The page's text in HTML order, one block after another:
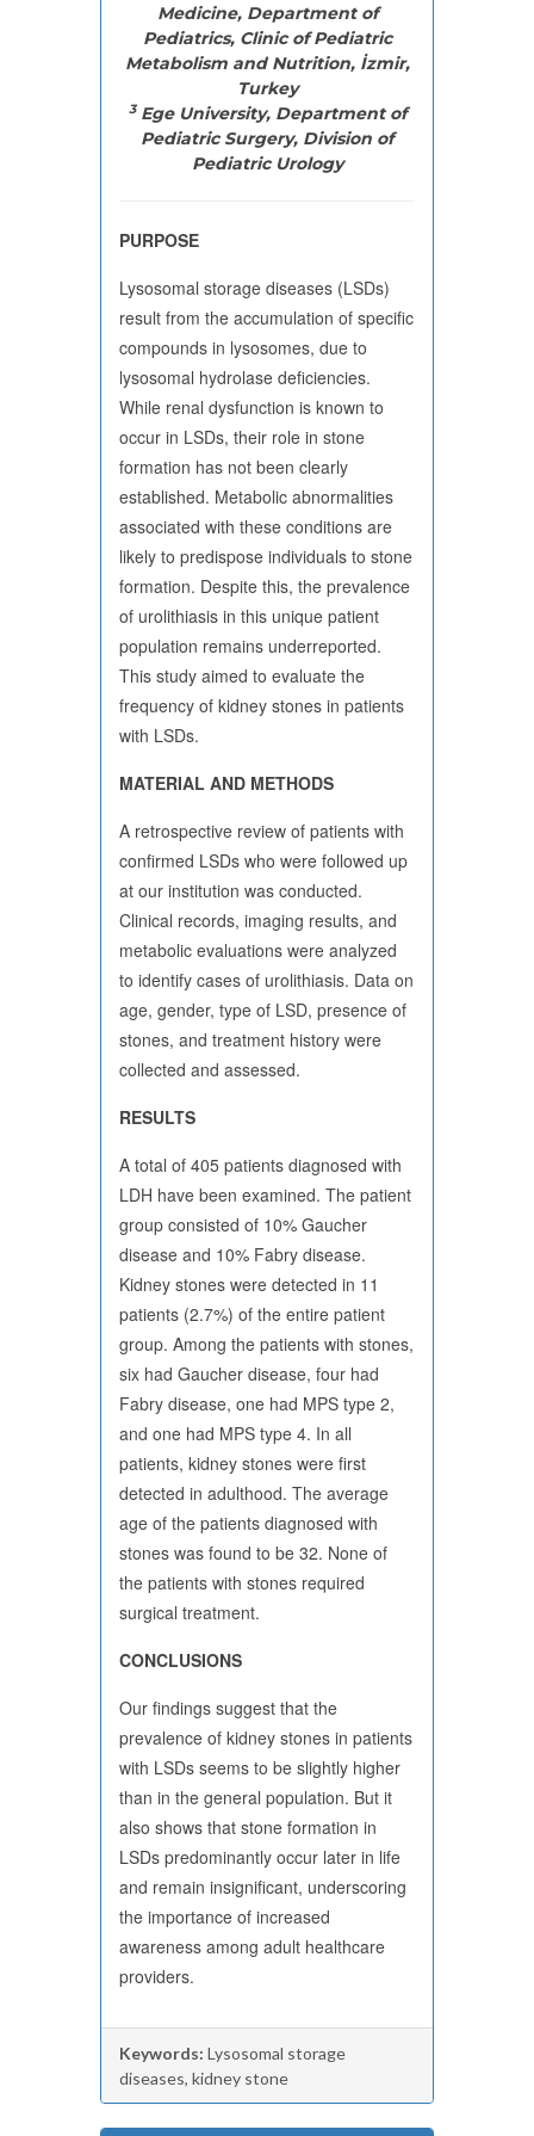
Medicine, Department of
Pediatrics, Clinic of Pediatric
Metabolism and Nutrition, İzmir,
Turkey
3Ege University, Department of
Pediatric Surgery, Division of
Pediatric Urology
PURPOSE
Lysosomal storage diseases (LSDs)
result from the accumulation of specific
compounds in lysosomes, due to
lysosomal hydrolase deficiencies.
While renal dysfunction is known to
occur in LSDs, their role in stone
formation has not been clearly
established. Metabolic abnormalities
associated with these conditions are
likely to predispose individuals to stone
formation. Despite this, the prevalence
of urolithiasis in this unique patient
population remains underreported.
This study aimed to evaluate the
frequency of kidney stones in patients
with LSDs.
MATERIAL AND METHODS
A retrospective review of patients with
confirmed LSDs who were followed up
at our institution was conducted.
Clinical records, imaging results, and
metabolic evaluations were analyzed
to identify cases of urolithiasis. Data on
age, gender, type of LSD, presence of
stones, and treatment history were
collected and assessed.
RESULTS
A total of 405 patients diagnosed with
LDH have been examined. The patient
group consisted of 10% Gaucher
disease and 10% Fabry disease.
Kidney stones were detected in 11
patients (2.7%) of the entire patient
group. Among the patients with stones,
six had Gaucher disease, four had
Fabry disease, one had MPS type 2,
and one had MPS type 4. In all
patients, kidney stones were first
detected in adulthood. The average
age of the patients diagnosed with
stones was found to be 32. None of
the patients with stones required
surgical treatment.
CONCLUSIONS
Our findings suggest that the
prevalence of kidney stones in patients
with LSDs seems to be slightly higher
than in the general population. But it
also shows that stone formation in
LSDs predominantly occur later in life
and remain insignificant, underscoring
the importance of increased
awareness among adult healthcare
providers.
Keywords: Lysosomal storage
diseases, kidney stone